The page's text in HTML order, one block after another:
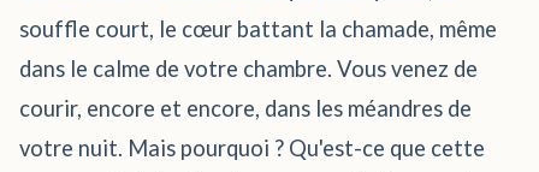
souffle court, le cœur battant la chamade, même
dans le calme de votre chambre. Vous venez de
courir, encore et encore, dans les méandres de
votre nuit. Mais pourquoi ? Qu'est-ce que cette